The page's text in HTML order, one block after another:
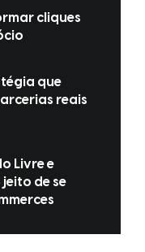
cliques
que
reais
Livre e
de se